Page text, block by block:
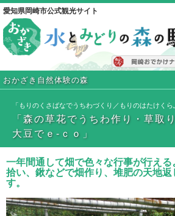
愛知県岡崎市公式観光サイト
おかざき自然体験の森
「もりのくさばなでうちわづくり／もりのはたけくら
「森の草花でうちわ作り・草取
大豆でｅ-ｃｏ」
一年間通して畑で色々な行事が行え
拾い、鍬などで畑作り、堆肥の天地返
す。